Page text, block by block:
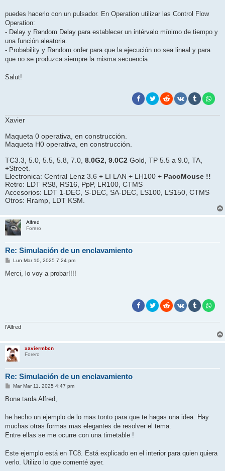
j
puedes hacerlo con un pulsador. En Operation utilizar las Control Flow
Operation:
- Delay y Random Delay para establecer un intérvalo mínimo de tiempo y
una función aleatoria.
- Probability y Random order para que la ejecución no sea lineal y para
que no se produzca siempre la misma secuencia.
Salut!
Xavier
Maqueta 0 operativa, en construcción.
Maqueta H0 operativa, en construcción.
TC3.3, 5.0, 5.5, 5.8, 7.0, 8.0G2, 9.0C2 Gold, TP 5.5 a 9.0, TA,
+Street.
Electronica: Central Lenz 3.6 + LI LAN + LH100 + PacoMouse !!
Retro: LDT RS8, RS16, PpP, LR100, CTMS
Accesorios: LDT 1-DEC, S-DEC, SA-DEC, LS100, LS150, CTMS
Otros: Rramp, LDT KSM.
Alfred
Forero
Re: Simulación de un enclavamiento
M
n
Lun Mar 10, 2025 7:24 pm
Merci, lo voy a probar!!!!
l'Alfred
xaviermbcn
Forero
Re: Simulación de un enclavamiento
M
n
j
Mar Mar 11, 2025 4:47 pm
Bona tarda Alfred,
he hecho un ejemplo de lo mas tonto para que te hagas una idea. Hay
muchas otras formas mas elegantes de resolver el tema.
Entre ellas se me ocurre con una timetable !
Este ejemplo está en TC8. Está explicado en el interior para quien quiera
verlo. Utilizo lo que comenté ayer.